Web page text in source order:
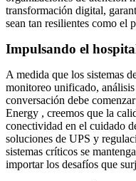
transformación digital,
sean tan resilientes como el
Impulsando el
A medida que los sistemas
monitoreo unificado,
conversación debe
Energy , creemos que la
conectividad en el cuidado
soluciones de UPS y
sistemas críticos se
importar los desafíos que